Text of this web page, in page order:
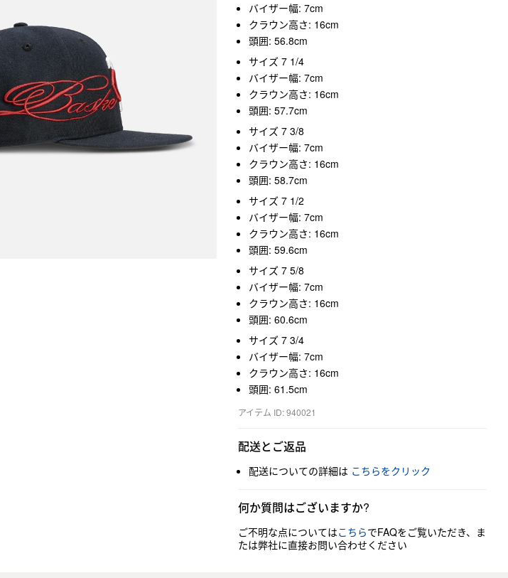
バイザー幅: 7cm
クラウン高さ: 16cm
頭囲: 56.8cm
サイズ 7 1/4
バイザー幅: 7cm
クラウン高さ: 16cm
頭囲: 57.7cm
サイズ 7 3/8
バイザー幅: 7cm
クラウン高さ: 16cm
頭囲: 58.7cm
サイズ 7 1/2
バイザー幅: 7cm
クラウン高さ: 16cm
頭囲: 59.6cm
サイズ 7 5/8
バイザー幅: 7cm
クラウン高さ: 16cm
頭囲: 60.6cm
サイズ 7 3/4
バイザー幅: 7cm
クラウン高さ: 16cm
頭囲: 61.5cm
アイテム ID: 940021
配送とご返品
配送についての詳細は こちらをクリック
何か質問はございますか?
ご不明な点についてはこちらでFAQをご覧いただき、ま
たは弊社に直接お問い合わせください